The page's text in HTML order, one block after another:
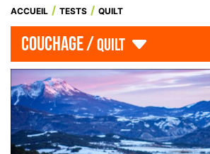
ACCUEIL TESTS QUILT
couchage /quilt